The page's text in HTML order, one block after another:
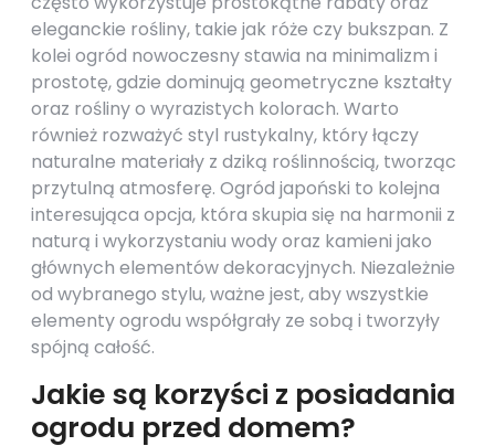
eleganckie rośliny, takie jak róże czy bukszpan. Z
kolei ogród nowoczesny stawia na minimalizm i
prostotę, gdzie dominują geometryczne kształty
oraz rośliny o wyrazistych kolorach. Warto
również rozważyć styl rustykalny, który łączy
naturalne materiały z dziką roślinnością, tworząc
przytulną atmosferę. Ogród japoński to kolejna
interesująca opcja, która skupia się na harmonii z
naturą i wykorzystaniu wody oraz kamieni jako
głównych elementów dekoracyjnych. Niezależnie
od wybranego stylu, ważne jest, aby wszystkie
elementy ogrodu współgrały ze sobą i tworzyły
spójną całość.
Jakie są korzyści z posiadania
ogrodu przed domem?